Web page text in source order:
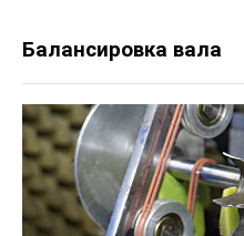
Балансировка вала